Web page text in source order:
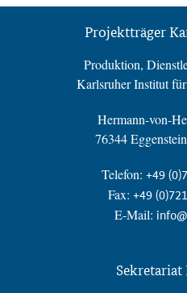
Projektträger
Produktion,
Karlsruher Institut
Hermann-von-
76344
Telefon: +49
Fax: +49
E-Mail:
Sekretariat